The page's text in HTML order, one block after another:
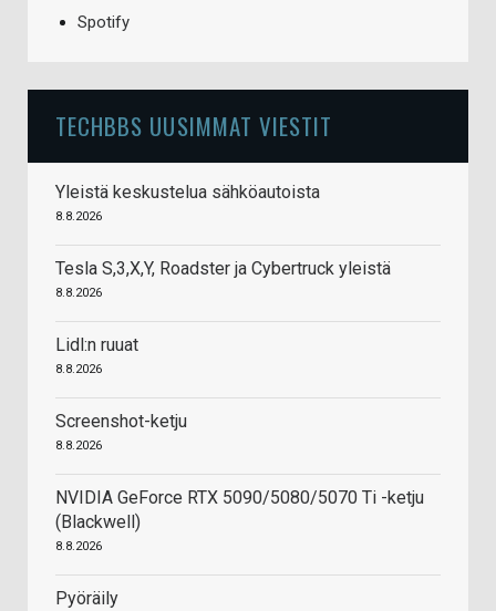
Spotify
TECHBBS UUSIMMAT VIESTIT
Yleistä keskustelua sähköautoista
8.8.2026
Tesla S,3,X,Y, Roadster ja Cybertruck yleistä
8.8.2026
Lidl:n ruuat
8.8.2026
Screenshot-ketju
8.8.2026
NVIDIA GeForce RTX 5090/5080/5070 Ti -ketju
(Blackwell)
8.8.2026
Pyöräily